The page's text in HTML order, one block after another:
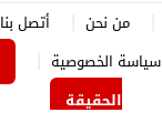
من نحن أتصل بنا
سياسة الخصوصية
الحقيقة